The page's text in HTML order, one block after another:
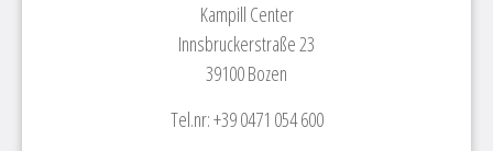
Kampill Center
Innsbruckerstraße 23
39100 Bozen
Tel.nr: +39 0471 054 600